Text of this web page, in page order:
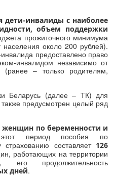
дети-инвалиды с наиболее
объем поддержки
прожиточного минимума
около 200 рублей).
предоставлено право
инвалидом независимо от
– только родителям,
Беларусь (далее – ТК) для
предусмотрен целый ряд
женщин по беременности и
период пособия по
страхованию составляет 126
работающих на территории
его продолжительность
дней.